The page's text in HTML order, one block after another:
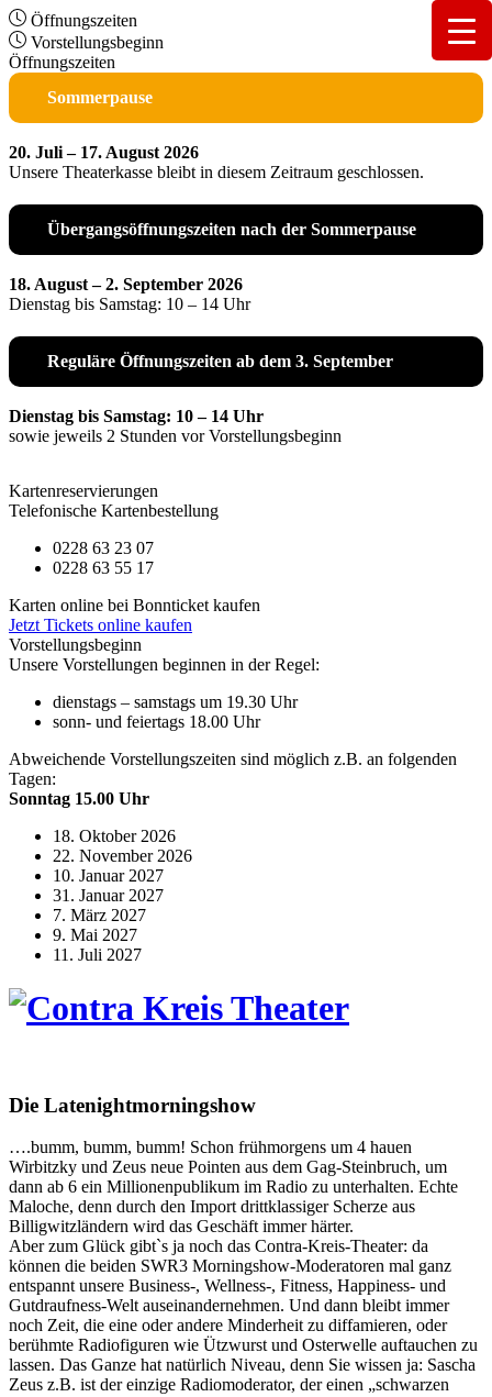
Öffnungszeiten
Vorstellungsbeginn
Öffnungszeiten
Sommerpause
20. Juli – 17. August 2026
Unsere Theaterkasse bleibt in diesem Zeitraum geschlossen.
Übergangsöffnungszeiten nach der Sommerpause
18. August – 2. September 2026
Dienstag bis Samstag: 10 – 14 Uhr
Reguläre Öffnungszeiten ab dem 3. September
Dienstag bis Samstag: 10 – 14 Uhr
sowie jeweils 2 Stunden vor Vorstellungsbeginn
Kartenreservierungen
Telefonische Kartenbestellung
0228 63 23 07
0228 63 55 17
Karten online bei Bonnticket kaufen
Jetzt Tickets online kaufen
Vorstellungsbeginn
Unsere Vorstellungen beginnen in der Regel:
dienstags – samstags um 19.30 Uhr
sonn- und feiertags 18.00 Uhr
Abweichende Vorstellungszeiten sind möglich z.B. an folgenden
Tagen:
Sonntag 15.00 Uhr
18. Oktober 2026
22. November 2026
10. Januar 2027
31. Januar 2027
7. März 2027
9. Mai 2027
11. Juli 2027
Die Latenightmorningshow
….bumm, bumm, bumm! Schon frühmorgens um 4 hauen
Wirbitzky und Zeus neue Pointen aus dem Gag-Steinbruch, um
dann ab 6 ein Millionenpublikum im Radio zu unterhalten. Echte
Maloche, denn durch den Import drittklassiger Scherze aus
Billigwitzländern wird das Geschäft immer härter.
Aber zum Glück gibt`s ja noch das Contra-Kreis-Theater: da
können die beiden SWR3 Morningshow-Moderatoren mal ganz
entspannt unsere Business-, Wellness-, Fitness, Happiness- und
Gutdraufness-Welt auseinandernehmen. Und dann bleibt immer
noch Zeit, die eine oder andere Minderheit zu diffamieren, oder
berühmte Radiofiguren wie Ützwurst und Osterwelle auftauchen zu
lassen. Das Ganze hat natürlich Niveau, denn Sie wissen ja: Sascha
Zeus z.B. ist der einzige Radiomoderator, der einen „schwarzen